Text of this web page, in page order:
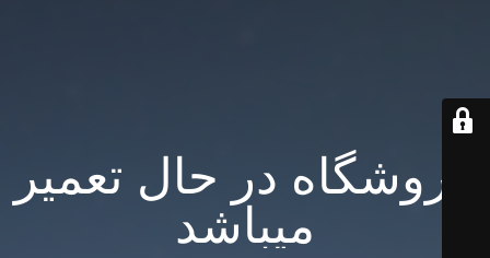
فروشگاه در حال تعمیر
میباشد